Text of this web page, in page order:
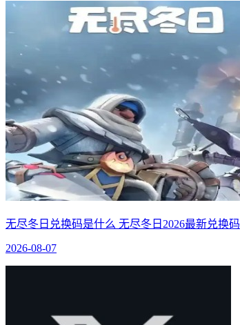
无尽冬日兑换码是什么 无尽冬日2026最新兑换码
2026-08-07